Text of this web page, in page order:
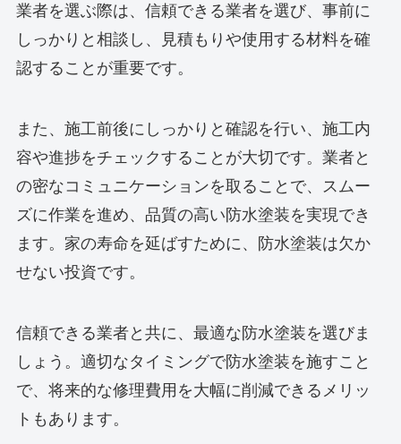
業者を選ぶ際は、信頼できる業者を選び、事前に
しっかりと相談し、見積もりや使用する材料を確
認することが重要です。
また、施工前後にしっかりと確認を行い、施工内
容や進捗をチェックすることが大切です。業者と
の密なコミュニケーションを取ることで、スムー
ズに作業を進め、品質の高い防水塗装を実現でき
ます。家の寿命を延ばすために、防水塗装は欠か
せない投資です。
信頼できる業者と共に、最適な防水塗装を選びま
しょう。適切なタイミングで防水塗装を施すこと
で、将来的な修理費用を大幅に削減できるメリッ
トもあります。